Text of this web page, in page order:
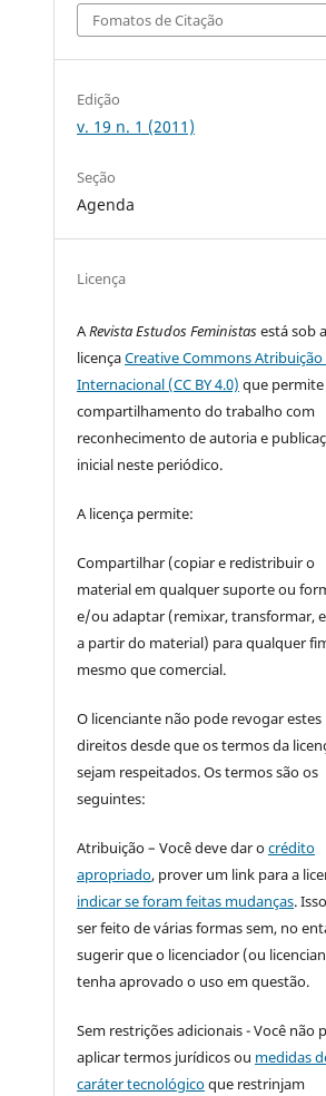
Fomatos de Citação
Edição
v. 19 n. 1 (2011)
Seção
Agenda
Licença
ARevista Estudos Feministasestá sob a
licençaCreative Commons Atribuição
Internacional (CC BY 4.0) que
compartilhamento do trabalho com
reconhecimento de autoria e
inicial neste periódico.
A licença permite:
Compartilhar (copiar e redistribuir o
material em qualquer suporte ou
e/ou adaptar (remixar, transformar,
a partir do material) para qualquer
mesmo que comercial.
O licenciante não pode revogar estes
direitos desde que os termos da
sejam respeitados. Os termos são os
seguintes:
Atribuição – Você deve dar ocrédito
apropriado, prover um link para a
indicar se foram feitas mudanças.
ser feito de várias formas sem, no
sugerir que o licenciador (ou
tenha aprovado o uso em questão.
Sem restrições adicionais - Você não
aplicar termos jurídicos ou medidas
caráter tecnológicoque restrinjam